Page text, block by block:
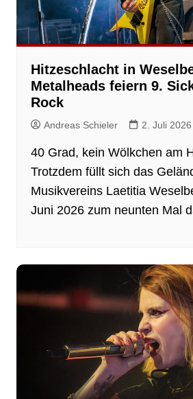
Hitzeschlacht in
Metalheads feiern 9.
Rock
Andreas Schieler 2. Juli 2026
40 Grad, kein Wölkchen am
Trotzdem füllt sich das
Musikvereins Laetitia
Juni 2026 zum neunten Mal